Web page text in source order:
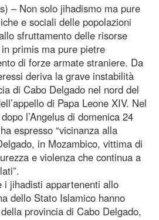
– Non solo jihadismo ma pure
e sociali delle popolazioni
sfruttamento delle risorse
primis ma pure pietre
di forze armate straniere. Da
deriva la grave instabilità
di Cabo Delgado nel nord del
di Papa Leone XIV. Nel
l’Angelus di domenica 24
espresso “vicinanza alla
in Mozambico, vittima di
e violenza che continua a
i jihadisti appartenenti allo
dello Stato Islamico hanno
provincia di Cabo Delgado,